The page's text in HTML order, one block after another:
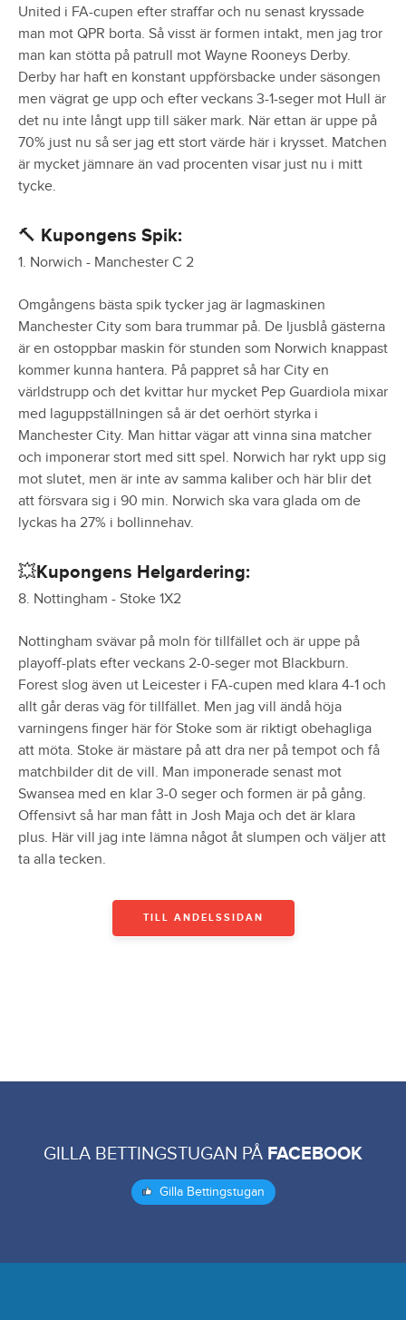
United i FA-cupen efter straffar och nu senast kryssade
man mot QPR borta. Så visst är formen intakt, men jag tror
man kan stötta på patrull mot Wayne Rooneys Derby.
Derby har haft en konstant uppförsbacke under säsongen
men vägrat ge upp och efter veckans 3-1-seger mot Hull är
det nu inte långt upp till säker mark. När ettan är uppe på
70% just nu så ser jag ett stort värde här i krysset. Matchen
är mycket jämnare än vad procenten visar just nu i mitt
tycke.
🔨 Kupongens Spik:
1. Norwich - Manchester C 2
Omgångens bästa spik tycker jag är lagmaskinen
Manchester City som bara trummar på. De ljusblå gästerna
är en ostoppbar maskin för stunden som Norwich knappast
kommer kunna hantera. På pappret så har City en
världstrupp och det kvittar hur mycket Pep Guardiola mixar
med laguppställningen så är det oerhört styrka i
Manchester City. Man hittar vägar att vinna sina matcher
och imponerar stort med sitt spel. Norwich har rykt upp sig
mot slutet, men är inte av samma kaliber och här blir det
att försvara sig i 90 min. Norwich ska vara glada om de
lyckas ha 27% i bollinnehav.
💥Kupongens Helgardering:
8. Nottingham - Stoke 1X2
Nottingham svävar på moln för tillfället och är uppe på
playoff-plats efter veckans 2-0-seger mot Blackburn.
Forest slog även ut Leicester i FA-cupen med klara 4-1 och
allt går deras väg för tillfället. Men jag vill ändå höja
varningens finger här för Stoke som är riktigt obehagliga
att möta. Stoke är mästare på att dra ner på tempot och få
matchbilder dit de vill. Man imponerade senast mot
Swansea med en klar 3-0 seger och formen är på gång.
Offensivt så har man fått in Josh Maja och det är klara
plus. Här vill jag inte lämna något åt slumpen och väljer att
ta alla tecken.
TILL ANDELSSIDAN
GILLA BETTINGSTUGAN PÅ FACEBOOK
Gilla Bettingstugan